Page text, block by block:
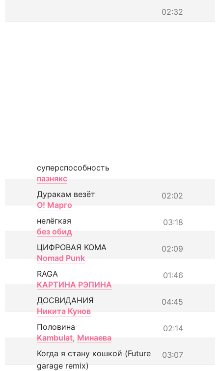
02:32
суперспособность
пазнякс
02:02
Дуракам везёт
О! Марго
03:18
нелёгкая
без обид
02:09
ЦИФРОВАЯ КОМА
Nomad Punk
01:46
RAGA
КАРТИНА РЭПИНА
04:45
ДОСВИДАНИЯ
Никита Кунов
02:14
Половина
Kambulat, Минаева
03:07
Когда я стану кошкой (Future
garage remix)